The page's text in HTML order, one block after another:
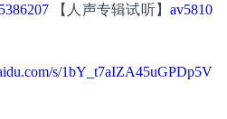
【人声专辑试听】 av5810
s/1bY_t7aIZA45uGPDp5V